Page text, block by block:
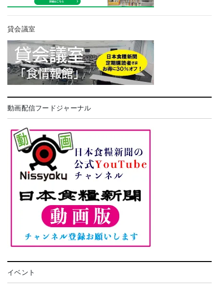
貸会議室
動画配信フードジャーナル
イベント